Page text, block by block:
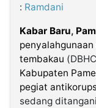
Kabarbaru.co
2026
Kabarbaru
: Ramdani
Kabar Baru,
tembakau
Kabupaten
pegiat
sedang